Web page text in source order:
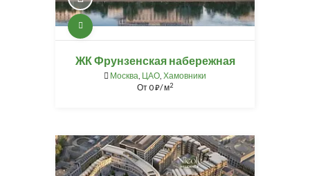
ЖК Фрунзенская набережная
Москва, ЦАО, Хамовники
От0⃏/ м2